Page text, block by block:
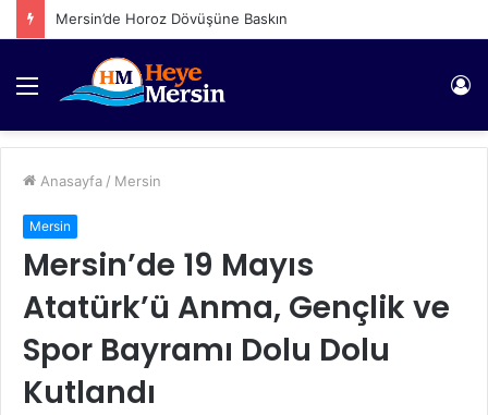
Mersin’de Horoz Dövüşüne Baskın
Menü
Anasayfa / Mersin
Mersin
Mersin’de 19 Mayıs
Atatürk’ü Anma, Gençlik ve
Spor Bayramı Dolu Dolu
Kutlandı